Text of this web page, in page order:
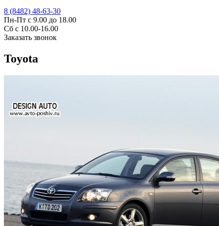
8 (8482) 48-63-30
Пн-Пт с 9.00 до 18.00
Сб с 10.00-16.00
Заказать звонок
Toyota